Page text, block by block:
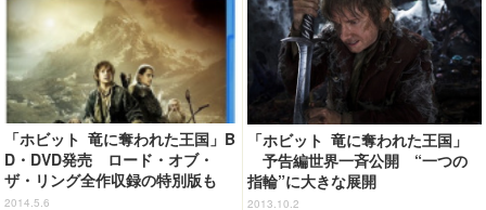
「ホビット 竜に奪われた王国」B
D・DVD発売 ロード・オブ・
ザ・リング全作収録の特別版も
2014.5.6
「ホビット 竜に奪われた王国」
予告編世界一斉公開 “一つの
指輪”に大きな展開
2013.10.2